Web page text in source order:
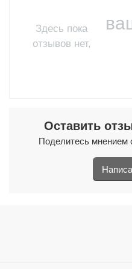
Здесь пока
отзывов нет,
Оставить
Поделитесь мнением